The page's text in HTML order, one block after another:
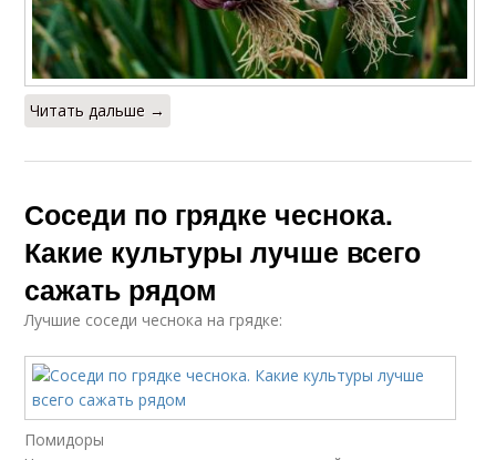
Читать дальше →
Соседи по грядке чеснока.
Какие культуры лучше всего
сажать рядом
Лучшие соседи чеснока на грядке:
Помидоры